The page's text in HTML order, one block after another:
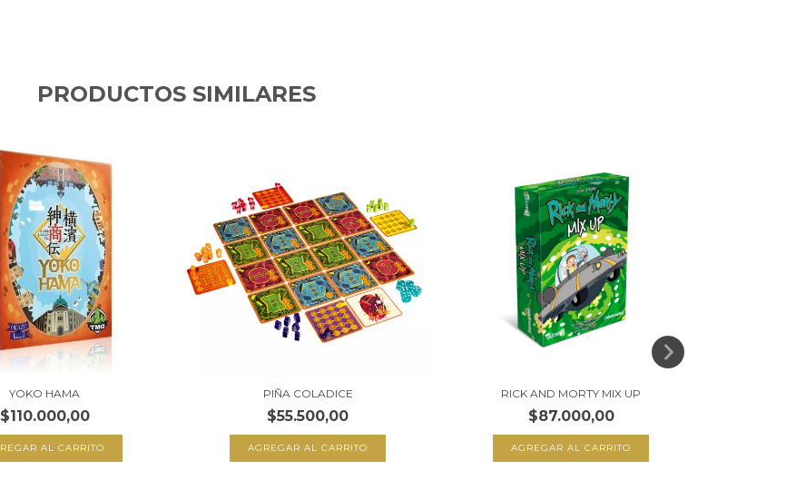
PRODUCTOS SIMILARES
YOKO HAMA
$110.000,00
PIÑA COLADICE
$55.500,00
RICK AND MORTY MIX UP
$87.000,00